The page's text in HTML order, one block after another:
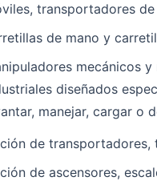
transportadores
de mano y
mecánicos
diseñados
manejar, cargar o
de transportadores,
de ascensores,